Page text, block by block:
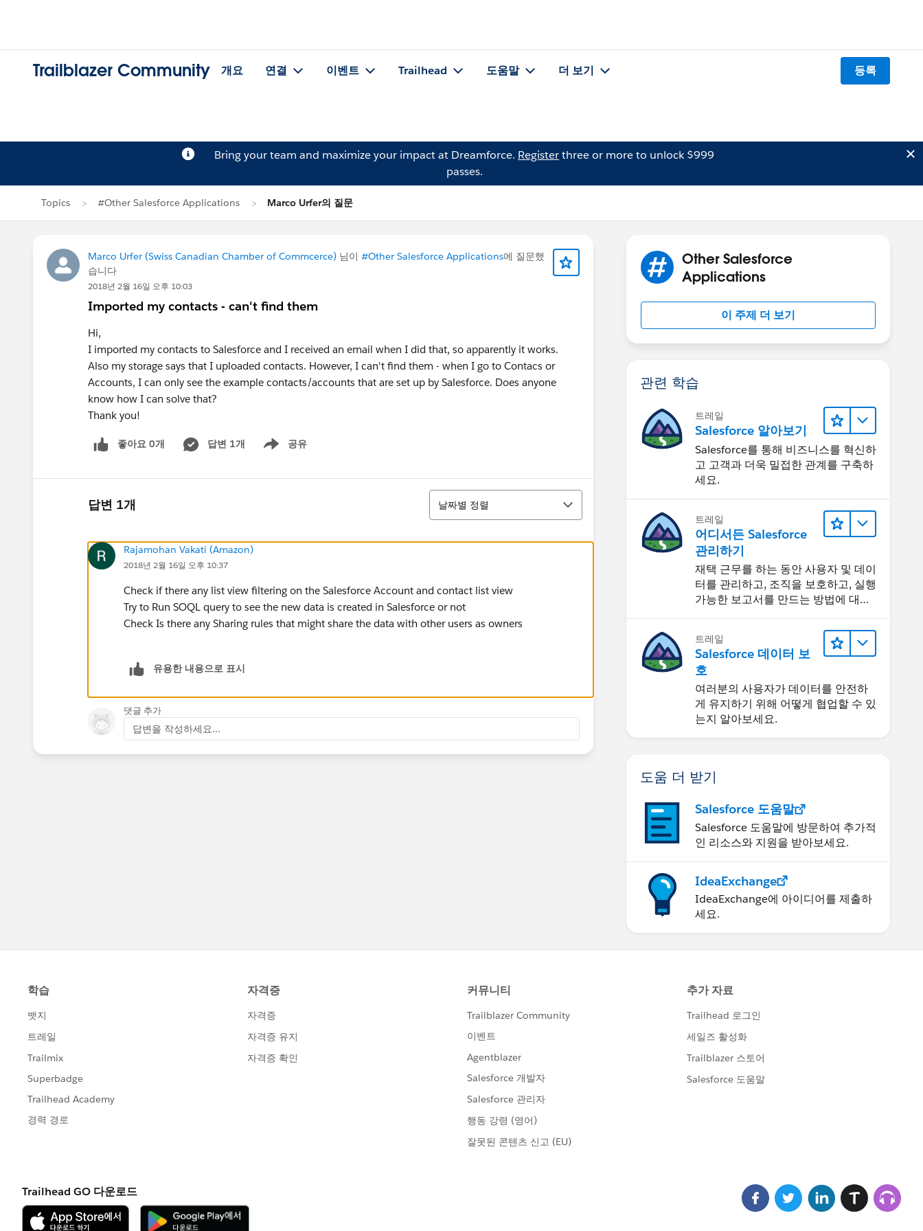
Trailblazer Community 개요 연결 이벤트 Trailhead 도움말 더 보기 등록
Bring your team and maximize your impact at Dreamforce. Registerthree or more to unlock $999
passes.
Topics #Other Salesforce Applications Marco Urfer의 질문
Marco Urfer (Swiss Canadian Chamber of Commcerce) 님이 #Other Salesforce Applications에 질문했
습니다
2018년 2월 16일 오후 10:03
Imported my contacts - can't find them
Hi,
I imported my contacts to Salesforce and I received an email when I did that, so apparently it works.
Also my storage says that I uploaded contacts. However, I can't find them - when I go to Contacs or
Accounts, I can only see the example contacts/accounts that are set up by Salesforce. Does anyone
know how I can solve that?
Thank you!
좋아요 0개 답변 1개 공유
Show menu
답변 1개
정렬
날짜별 정렬
Rajamohan Vakati (Amazon)
2018년 2월 16일 오후 10:37
Check if there any list view filtering on the Salesforce Account and contact list view
Try to Run SOQL query to see the new data is created in Salesforce or not
Check Is there any Sharing rules that might share the data with other users as owners
유용한 내용으로 표시
댓글 추가
답변을 작성하세요...
Other Salesforce
Applications
이 주제 더 보기
관련 학습
트레일
Salesforce 알아보기
Salesforce를 통해 비즈니스를 혁신하
고 고객과 더욱 밀접한 관계를 구축하
세요.
트레일
어디서든 Salesforce
관리하기
재택 근무를 하는 동안 사용자 및 데이
터를 관리하고, 조직을 보호하고, 실행
가능한 보고서를 만드는 방법에 대해
트레일
Salesforce 데이터 보
호
여러분의 사용자가 데이터를 안전하
게 유지하기 위해 어떻게 협업할 수 있
는지 알아보세요.
도움 더 받기
Salesforce 도움말
Salesforce 도움말에 방문하여 추가적
인 리소스와 지원을 받아보세요.
IdeaExchange
IdeaExchange에 아이디어를 제출하
세요.